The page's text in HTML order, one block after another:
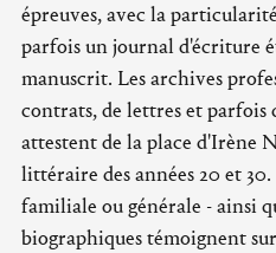
épreuves, avec la
parfois un journal d'écriture
manuscrit. Les archives
contrats, de lettres et parfois
attestent de la place d'Irène
littéraire des années 20 et
familiale ou générale - ainsi
biographiques témoignent